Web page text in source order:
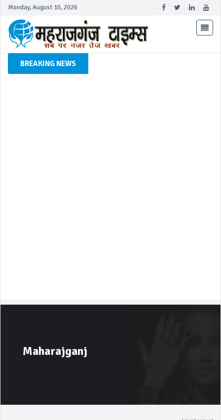
Monday, August 10, 2026
BREAKING NEWS
Maharajganj